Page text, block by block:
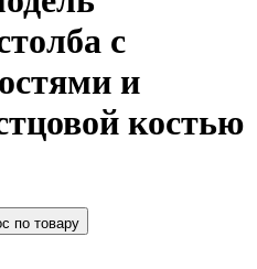
с
и
костью
по товару